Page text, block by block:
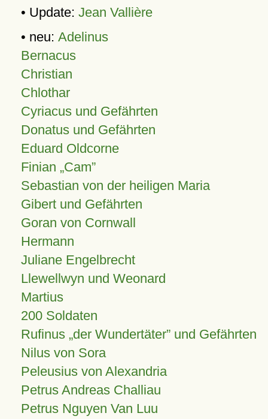
• Update: Jean Vallière
• neu: Adelinus
Bernacus
Christian
Chlothar
Cyriacus und Gefährten
Donatus und Gefährten
Eduard Oldcorne
Finian Cam
Sebastian von der heiligen Maria
Gibert und Gefährten
Goran von Cornwall
Hermann
Juliane Engelbrecht
Llewellwyn und Weonard
Martius
200 Soldaten
Rufinus „der Wundertäter” und Gefährten
Nilus von Sora
Peleusius von Alexandria
Petrus Andreas Challiau
Petrus Nguyen Van Luu